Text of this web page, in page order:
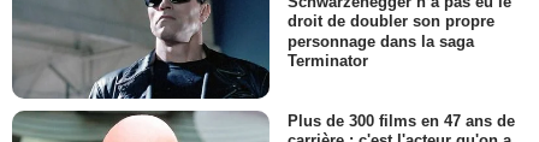
droit de doubler son propre
personnage dans la saga
Terminator
Plus de 300 films en 47 ans de